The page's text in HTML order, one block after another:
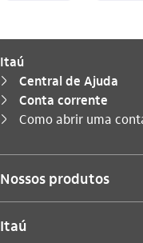
Itaú
seta_direita Central de Ajuda
seta_direita Conta corrente
seta_direita
Você está aqui:
Como abrir uma
Nossos produtos
Itaú